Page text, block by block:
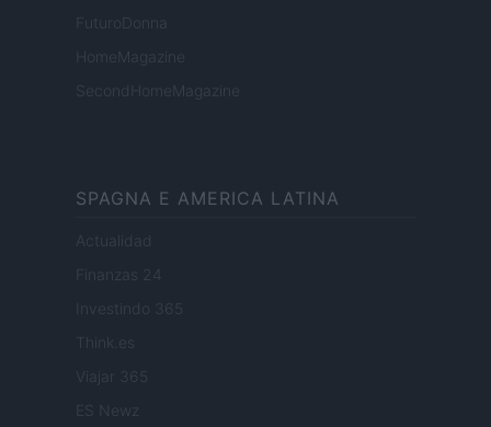
FuturoDonna
HomeMagazine
SecondHomeMagazine
SPAGNA E AMERICA LATINA
Actualidad
Finanzas 24
Investindo 365
Think.es
Viajar 365
ES Newz